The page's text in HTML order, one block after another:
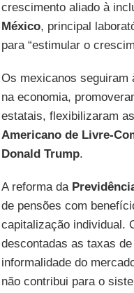
crescimento aliado à
México, principal
para “estimular o
Os mexicanos seguiram
na economia,
estatais, flexibilizaram
Americano de Livre-
Donald Trump.
A reforma da
de pensões com
capitalização individual.
descontadas as taxas
informalidade do
não contribui para o